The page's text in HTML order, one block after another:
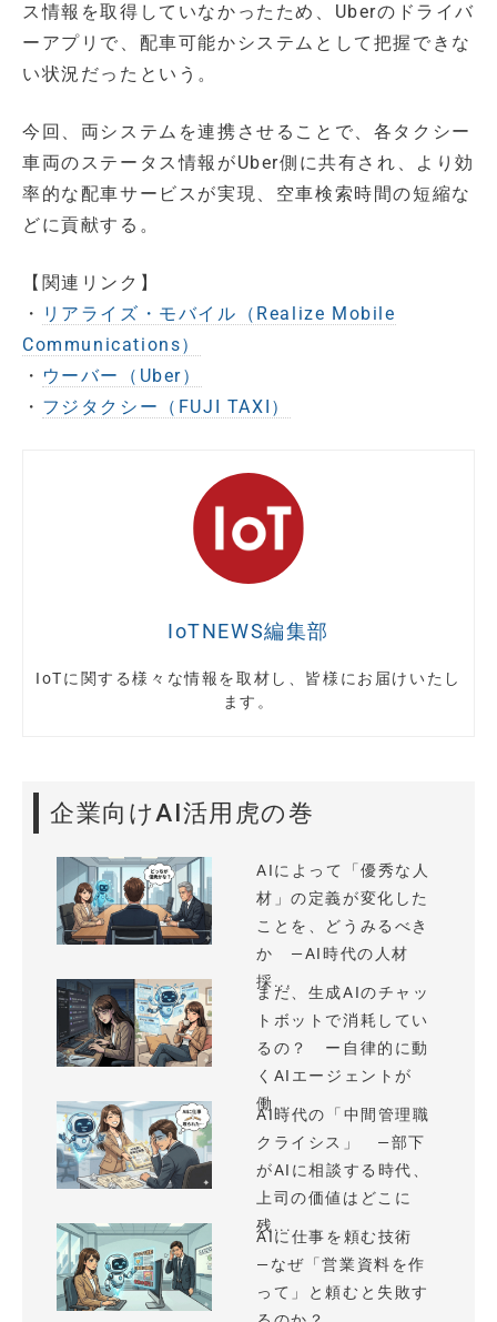
ス情報を取得していなかったため、Uberのドライバ
ーアプリで、配車可能かシステムとして把握できな
い状況だったという。
今回、両システムを連携させることで、各タクシー
車両のステータス情報がUber側に共有され、より効
率的な配車サービスが実現、空車検索時間の短縮な
どに貢献する。
【関連リンク】
・ リアライズ・モバイル（Realize Mobile
Communications）
・ ウーバー（Uber）
・ フジタクシー（FUJI TAXI）
IoTNEWS編集部
IoTに関する様々な情報を取材し、皆様にお届けいたし
ます。
企業向けAI活用虎の巻
AIによって「優秀な人
材」の定義が変化した
ことを、どうみるべき
か —AI時代の人材
採...
まだ、生成AIのチャッ
トボットで消耗してい
るの？ ー自律的に動
くAIエージェントが
働...
AI時代の「中間管理職
クライシス」 —部下
がAIに相談する時代、
上司の価値はどこに
残...
AIに仕事を頼む技術
—なぜ「営業資料を作
って」と頼むと失敗す